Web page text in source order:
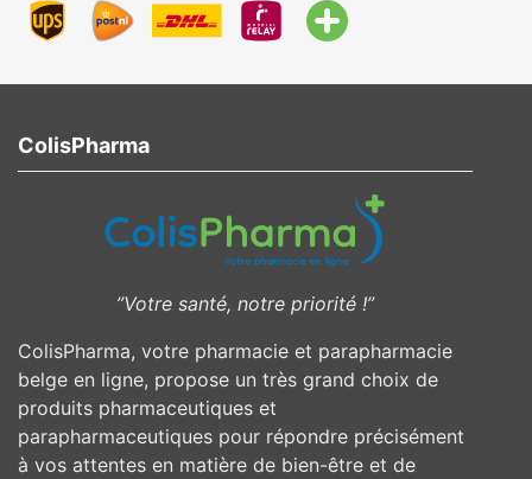
ColisPharma
”Votre santé, notre priorité !”
ColisPharma, votre pharmacie et parapharmacie
belge en ligne, propose un très grand choix de
produits pharmaceutiques et
parapharmaceutiques pour répondre précisément
à vos attentes en matière de bien-être et de